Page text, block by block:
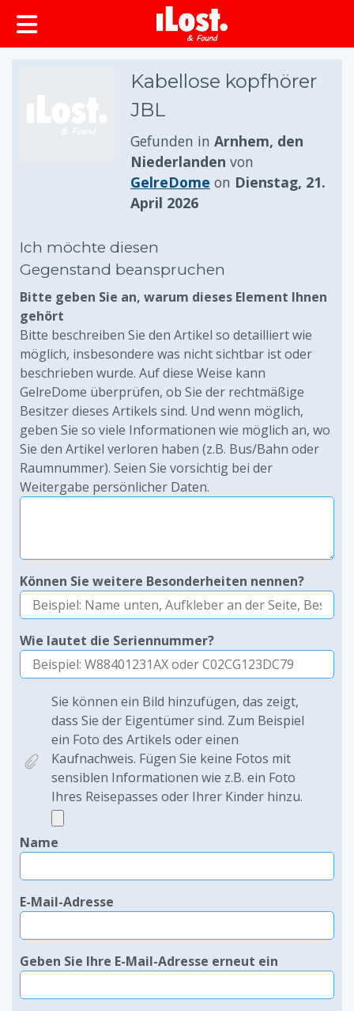
springen
Kabellose kopfhörer
JBL
Gefunden in Arnhem, den
Niederlanden von
GelreDome on Dienstag, 21.
April 2026
Ich möchte diesen
Gegenstand beanspruchen
Bitte geben Sie an, warum dieses Element Ihnen
gehört
Bitte beschreiben Sie den Artikel so detailliert wie
möglich, insbesondere was nicht sichtbar ist oder
beschrieben wurde. Auf diese Weise kann
GelreDome überprüfen, ob Sie der rechtmäßige
Besitzer dieses Artikels sind. Und wenn möglich,
geben Sie so viele Informationen wie möglich an, wo
Sie den Artikel verloren haben (z.B. Bus/Bahn oder
Raumnummer). Seien Sie vorsichtig bei der
Weitergabe persönlicher Daten.
Können Sie weitere Besonderheiten nennen?
Wie lautet die Seriennummer?
Sie können ein Bild hinzufügen, das zeigt,
dass Sie der Eigentümer sind. Zum Beispiel
ein Foto des Artikels oder einen
Kaufnachweis. Fügen Sie keine Fotos mit
sensiblen Informationen wie z.B. ein Foto
Ihres Reisepasses oder Ihrer Kinder hinzu.
Name
E-Mail-Adresse
Geben Sie Ihre E-Mail-Adresse erneut ein